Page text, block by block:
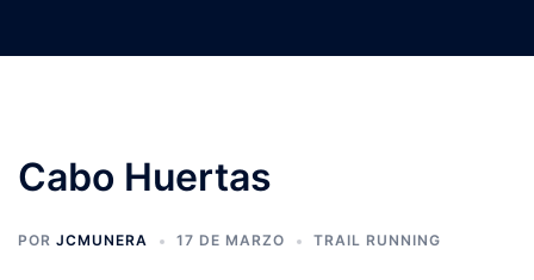
Cabo Huertas
POR JCMUNERA 17 DE MARZO TRAIL RUNNING